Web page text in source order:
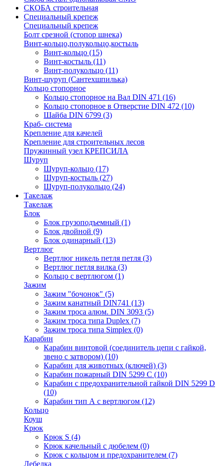
СКОБА строительная
Специальный крепеж
Специальный крепеж
Болт срезной (стопор шнека)
Винт-кольцо,полукольцо,костыль
Винт-кольцо (15)
Винт-костыль (11)
Винт-полукольцо (11)
Винт-шуруп (Сантехшпилька)
Кольцо стопорное
Кольцо cтопорное на Вал DIN 471 (16)
Кольцо стопорное в Отверстие DIN 472 (10)
Шайба DIN 6799 (3)
Краб- система
Крепление для качелей
Крепление для строительных лесов
Пружинный узел КРЕПСИЛА
Шуруп
Шуруп-кольцо (17)
Шуруп-костыль (27)
Шуруп-полукольцо (24)
Такелаж
Такелаж
Блок
Блок грузоподъемный (1)
Блок двойной (9)
Блок одинарный (13)
Вертлюг
Вертлюг никель петля петля (3)
Вертлюг петля вилка (3)
Кольцо с вертлюгом (1)
Зажим
Зажим "бочонок" (5)
Зажим канатный DIN741 (13)
Зажим троса алюм. DIN 3093 (5)
Зажим троса типа Duplex (7)
Зажим троса типа Simplex (0)
Карабин
Карабин винтовой (соединитель цепи с гайкой,
звено с затвором) (10)
Карабин для животных (ключей) (3)
Карабин пожарный DIN 5299 C (10)
Карабин с предохранительной гайкой DIN 5299 D
(10)
Карабин тип А с вертлюгом (12)
Кольцо
Коуш
Крюк
Крюк S (4)
Крюк качельный с дюбелем (0)
Крюк с кольцом и предохранителем (7)
Лебедка